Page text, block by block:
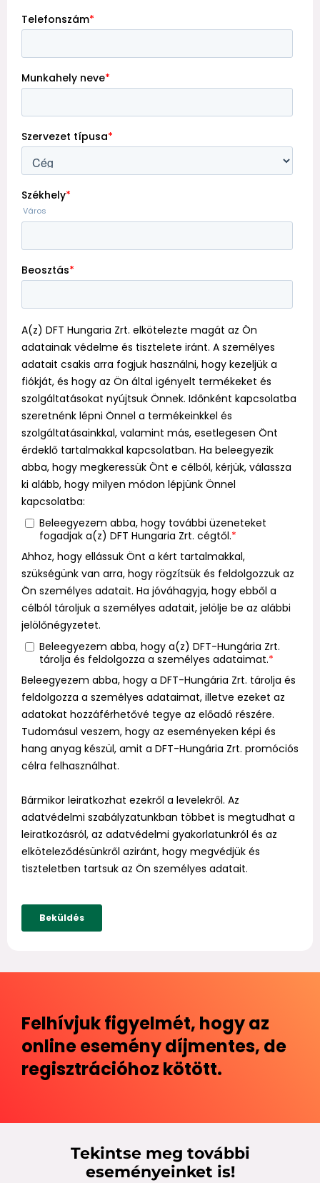
Felhívjuk figyelmét, hogy az
online esemény díjmentes, de
regisztrációhoz kötött.
Tekintse meg további
eseményeinket is!